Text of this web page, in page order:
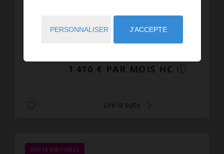
sécurisée aux Trois-Ilets avec vue sur la baie de
Fort de France.Entrée sur séjour, coin-cuisine
aménagé et équipé (plaque de cuisson),
1 410 € PAR MOIS HC
Lire la suite
VISITE VIRTUELLE
PERSONNALISER J'ACCEPTE